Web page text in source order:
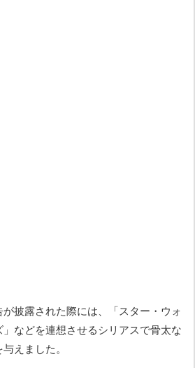
披露された際には、「スター・ウォ
などを連想させるシリアスで骨太な
えました。